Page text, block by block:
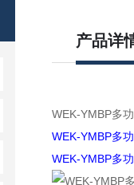
产品详
WEK-YMBP多
WEK-YMBP多
WEK-YMBP多